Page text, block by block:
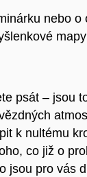
nebo o
psát – jsou
k nultému
co již o
jsou pro vás